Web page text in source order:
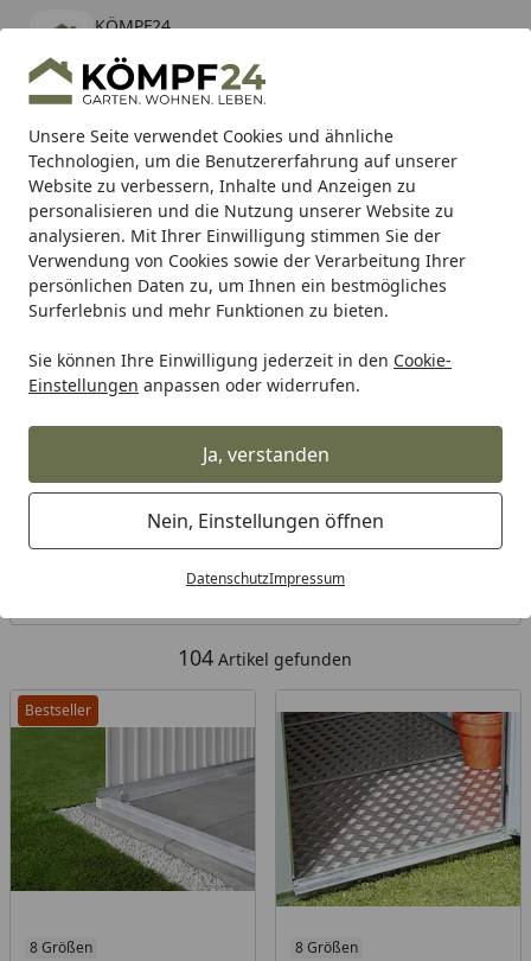
Unsere Seite verwendet Cookies und ähnliche
Technologien, um die Benutzererfahrung auf unserer
Website zu verbessern, Inhalte und Anzeigen zu
personalisieren und die Nutzung unserer Website zu
analysieren. Mit Ihrer Einwilligung stimmen Sie der
Verwendung von Cookies sowie der Verarbeitung Ihrer
persönlichen Daten zu, um Ihnen ein bestmögliches
Surferlebnis und mehr Funktionen zu bieten.
Sie können Ihre Einwilligung jederzeit in den Cookie-
Einstellungen anpassen oder widerrufen.
Ja, verstanden
Nein, Einstellungen öffnen
DatenschutzImpressum
KÖMPF24
kostenlos - Im App Store
Hotline
Alle Produkte
Mein Konto
Suchen
Karibu Pools inkl. gratis Sandfilteranlage & Pool-
Starterset (Gesamtwert bis 468,99€)
Startseite
Biohort Gerätehäuser AvantGarde Zubehör
Zubehör für Biohort AvantGarde
Ihre Artikelübersicht
Kategorien
104 Artikel gefunden
Bestseller
8 Größen 8 Größen